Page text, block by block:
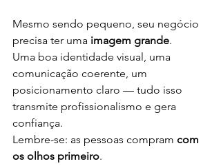
Mesmo sendo pequeno, seu negócio
precisa ter uma imagem grande.
Uma boa identidade visual, uma
comunicação coerente, um
posicionamento claro — tudo isso
transmite profissionalismo e gera
confiança.
Lembre-se: as pessoas compram com
os olhos primeiro.